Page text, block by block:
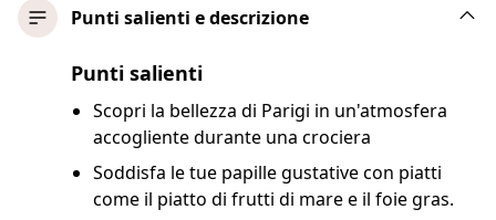
Punti salienti e descrizione
Punti salienti
Scopri la bellezza di Parigi in un'atmosfera
accogliente durante una crociera
Soddisfa le tue papille gustative con piatti
come il piatto di frutti di mare e il foie gras.